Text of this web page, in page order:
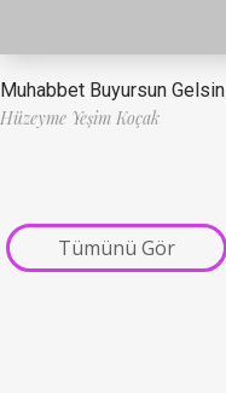
Muhabbet Buyursun Gelsin
Hüzeyme Yeşim Koçak
Tümünü Gör